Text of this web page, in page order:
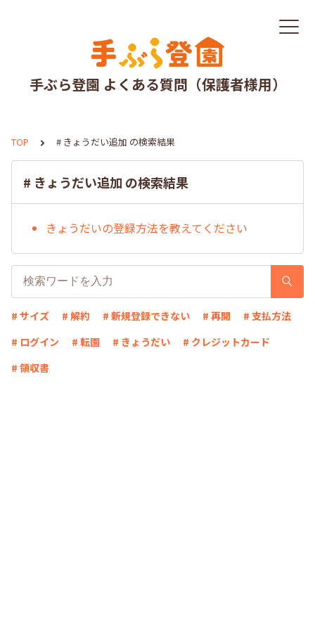
手ぶら登園 よくある質問（保護者様用）
TOP # きょうだい追加 の検索結果
# きょうだい追加 の検索結果
きょうだいの登録方法を教えてください
# サイズ # 解約 # 新規登録できない # 再開
# 支払方法
# ログイン
# 転園 # きょうだい
# クレジットカード
# 領収書